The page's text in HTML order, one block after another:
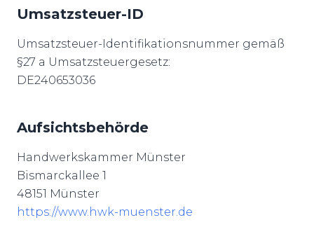
Umsatzsteuer-ID
Umsatzsteuer-Identifikationsnummer gemäß
§27 a Umsatzsteuergesetz:
DE240653036
Aufsichtsbehörde
Handwerkskammer Münster
Bismarckallee 1
48151 Münster
https://www.hwk-muenster.de